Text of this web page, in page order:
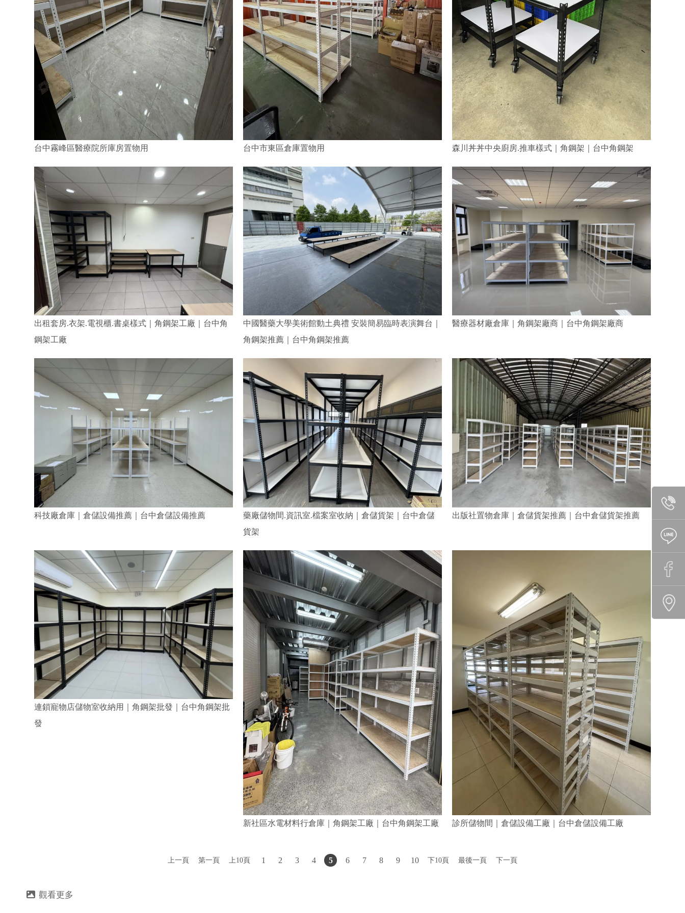
台中霧峰區醫療院所庫房置物用 台中市東區倉庫置物用 森川丼丼中央廚房.推車樣式｜角鋼架｜台中角鋼架
出租套房.衣架.電視櫃.書桌樣式｜角鋼架工廠｜台中角
鋼架工廠
中國醫藥大學美術館動土典禮 安裝簡易臨時表演舞台｜
角鋼架推薦｜台中角鋼架推薦
醫療器材廠倉庫｜角鋼架廠商｜台中角鋼架廠商
科技廠倉庫｜倉儲設備推薦｜台中倉儲設備推薦
藥廠儲物間.資訊室.檔案室收納｜倉儲貨架｜台中倉儲
貨架
出版社置物倉庫｜倉儲貨架推薦｜台中倉儲貨架推薦
連鎖寵物店儲物室收納用｜角鋼架批發｜台中角鋼架批
發
新社區水電材料行倉庫｜角鋼架工廠｜台中角鋼架工廠 診所儲物間｜倉儲設備工廠｜台中倉儲設備工廠
上一頁 第一頁 上10頁 1 2 3 4 5 6 7 8 9 10 下10頁 最後一頁 下一頁